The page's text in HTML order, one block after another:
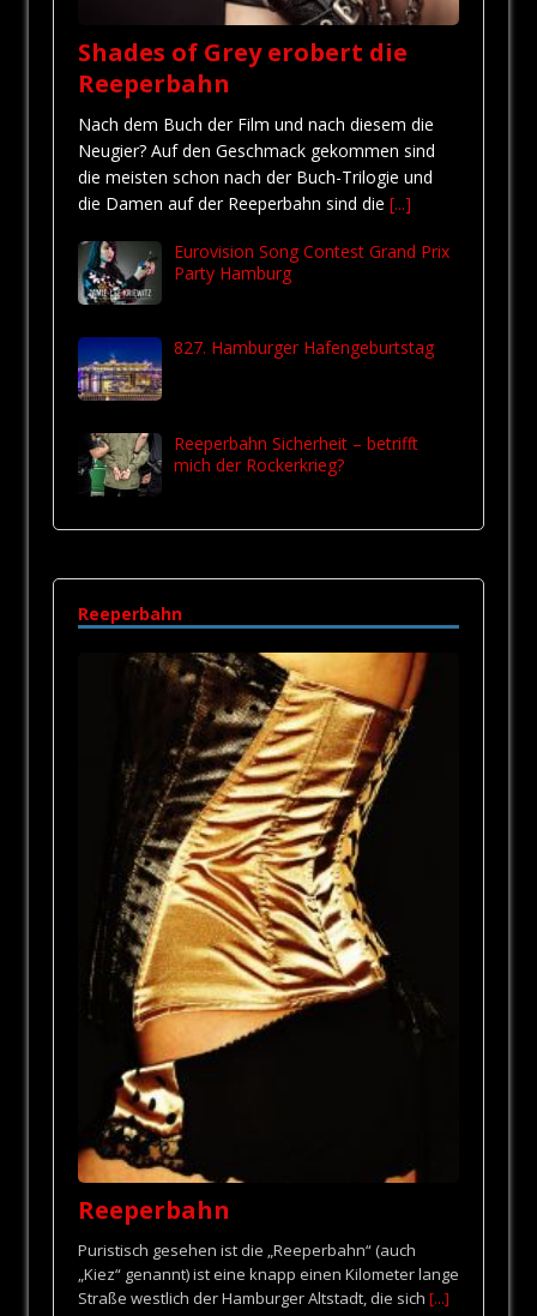
Shades of Grey erobert die
Reeperbahn
Nach dem Buch der Film und nach diesem die
Neugier? Auf den Geschmack gekommen sind
die meisten schon nach der Buch-Trilogie und
die Damen auf der Reeperbahn sind die [...]
Eurovision Song Contest Grand Prix
Party Hamburg
827. Hamburger Hafengeburtstag
Reeperbahn Sicherheit – betrifft
mich der Rockerkrieg?
Reeperbahn
Reeperbahn
Puristisch gesehen ist die „Reeperbahn“ (auch
„Kiez“ genannt) ist eine knapp einen Kilometer lange
Straße westlich der Hamburger Altstadt, die sich [...]